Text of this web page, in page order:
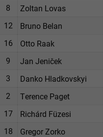
8 Zoltan Lovas
12 Bruno Belan
16 Otto Raak
9 Jan Jeniček
3 Danko Hladkovskyi
2 Terence Paget
17 Richárd Füzesi
18 Gregor Zorko